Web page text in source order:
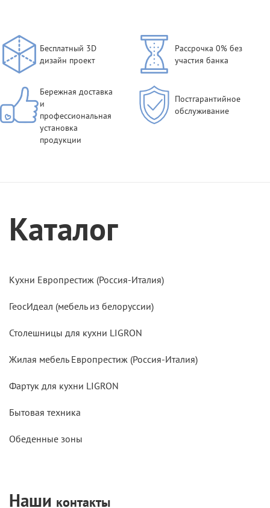
Бесплатный 3D
дизайн проект
Рассрочка 0% без
участия банка
Бережная доставка
и
профессиональная
установка
продукции
Постгарантийное
обслуживание
Каталог
Кухни Европрестиж (Россия-Италия)
ГеосИдеал (мебель из белоруссии)
Столешницы для кухни LIGRON
Жилая мебель Европрестиж (Россия-Италия)
Фартук для кухни LIGRON
Бытовая техника
Обеденные зоны
Наши контакты